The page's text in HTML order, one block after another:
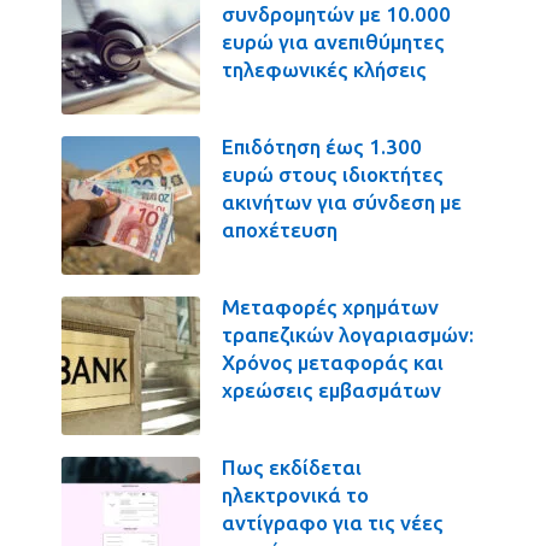
συνδρομητών με 10.000
ευρώ για ανεπιθύμητες
τηλεφωνικές κλήσεις
Επιδότηση έως 1.300
ευρώ στους ιδιοκτήτες
ακινήτων για σύνδεση με
αποχέτευση
Μεταφορές χρημάτων
τραπεζικών λογαριασμών:
Χρόνος μεταφοράς και
χρεώσεις εμβασμάτων
Πως εκδίδεται
ηλεκτρονικά το
αντίγραφο για τις νέες